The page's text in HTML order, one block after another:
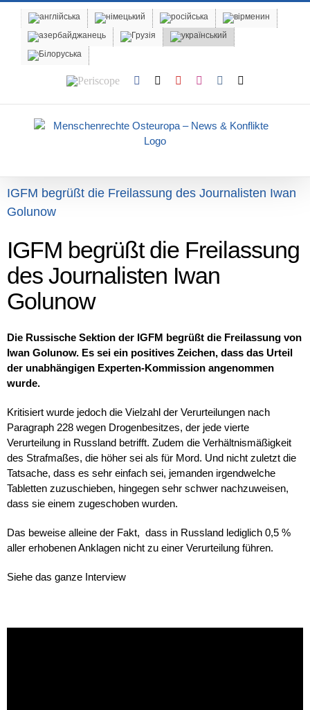
content
Periscope Facebook YouTubeInstagram
IGFM begrüßt die Freilassung des Journalisten Iwan
Golunow
IGFM begrüßt die Freilassung
des Journalisten Iwan
Golunow
Die Russische Sektion der IGFM begrüßt die Freilassung von
Iwan Golunow. Es sei ein positives Zeichen, dass das Urteil
der unabhängigen Experten-Kommission angenommen
wurde.
Kritisiert wurde jedoch die Vielzahl der Verurteilungen nach
Paragraph 228 wegen Drogenbesitzes, der jede vierte
Verurteilung in Russland betrifft. Zudem die Verhältnismäßigkeit
des Strafmaßes, die höher sei als für Mord. Und nicht zuletzt die
Tatsache, dass es sehr einfach sei, jemanden irgendwelche
Tabletten zuzuschieben, hingegen sehr schwer nachzuweisen,
dass sie einem zugeschoben wurden.
Das beweise alleine der Fakt, dass in Russland lediglich 0,5 %
aller erhobenen Anklagen nicht zu einer Verurteilung führen.
Siehe das ganze Interview